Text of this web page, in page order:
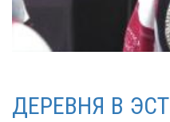
ДЕРЕВНЯ В